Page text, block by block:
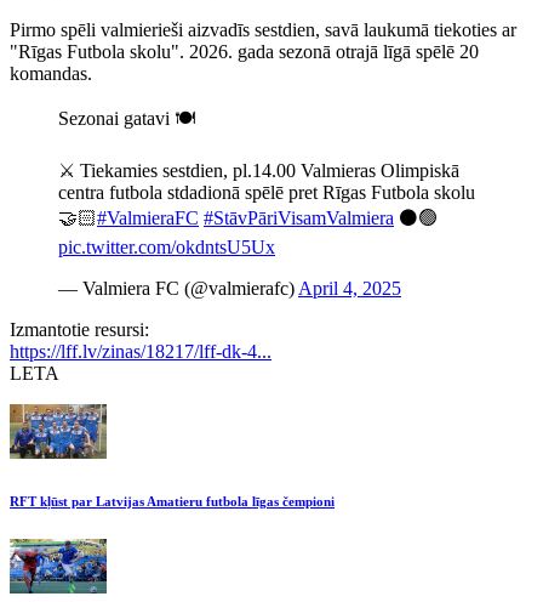
Pirmo spēli valmierieši aizvadīs sestdien, savā laukumā tiekoties ar
"Rīgas Futbola skolu". 2026. gada sezonā otrajā līgā spēlē 20
komandas.
Sezonai gatavi 🍽
⚔️ Tiekamies sestdien, pl.14.00 Valmieras Olimpiskā
centra futbola stdadionā spēlē pret Rīgas Futbola skolu
🤝🏻#ValmieraFC #StāvPāriVisamValmiera ⚫🟢
pic.twitter.com/okdntsU5Ux
— Valmiera FC (@valmierafc) April 4, 2025
Izmantotie resursi:
https://lff.lv/zinas/18217/lff-dk-4...
LETA
RFT kļūst par Latvijas Amatieru futbola līgas čempioni